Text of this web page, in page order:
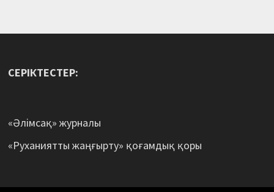
СЕРІКТЕСТЕР:
«Әлімсақ» журналы
«Руханиятты жаңғырту» қоғамдық қоры